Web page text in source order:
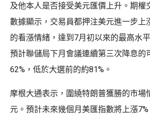
及他本人是否接受美元匯價上升。期權
數據顯示，交易員都押注美元進一步上
的看漲情緒，達到7月初以來的最高水
預計聯儲局下月會議連續第三次降息的
62%，低於大選前的約81%。
摩根大通表示，圍繞特朗普獲勝的市場
元。預計未來幾個月美匯指數將上漲